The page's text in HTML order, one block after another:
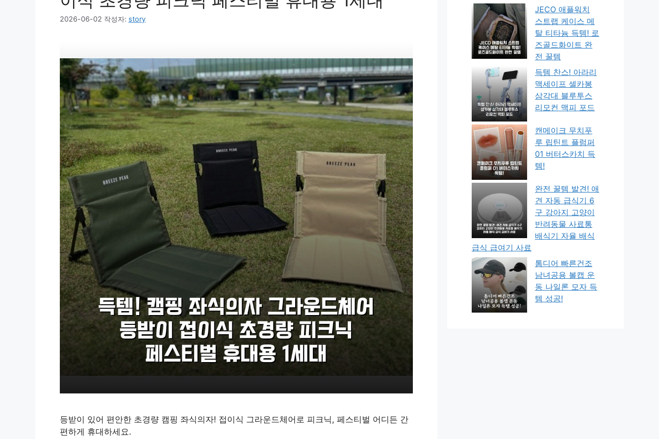
2026-06-02 작성자: story
등받이 있어 편안한 초경량 캠핑 좌식의자! 접이식 그라운드체어로 피크닉, 페스티벌 어디든 간
편하게 휴대하세요.
JECO 애플워치
스트랩 케이스 메
탈 티타늄 득템! 로
즈골드화이트 완
전 꿀템
득템 찬스! 아라리
맥세이프 셀카봉
삼각대 블루투스
리모컨 맥피 포드
캔메이크 무치푸
루 립틴트 플럼퍼
01 버터스카치 득
템!
완전 꿀템 발견! 애
견 자동 급식기 6
구 강아지 고양이
반려동물 사료통
배식기 자율 배식
급식 급여기 사료
톰디어 빠른건조
남녀공용 볼캡 운
동 나일론 모자 득
템 성공!